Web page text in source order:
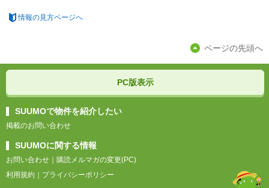
情報の見方ページへ
ページの先頭へ
PC版表示
SUUMOで物件を紹介したい
掲載のお問い合わせ
SUUMOに関する情報
お問い合わせ
購読メルマガの変更(PC)
利用規約
プライバシーポリシー